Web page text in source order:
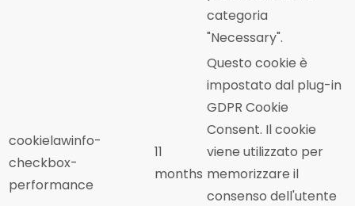
categoria
"Necessary".
cookielawinfo-
checkbox-
performance
11
months
Questo cookie è
impostato dal plug-in
GDPR Cookie
Consent. Il cookie
viene utilizzato per
memorizzare il
consenso dell'utente